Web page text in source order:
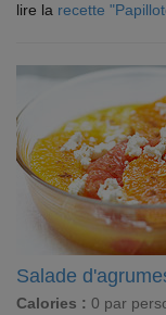
lire la recette
Salade
Calories : 0 par